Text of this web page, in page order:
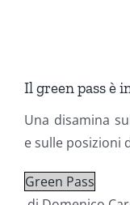
immagine
Il green pass è
Una disamina
e sulle posizioni
Green Pass